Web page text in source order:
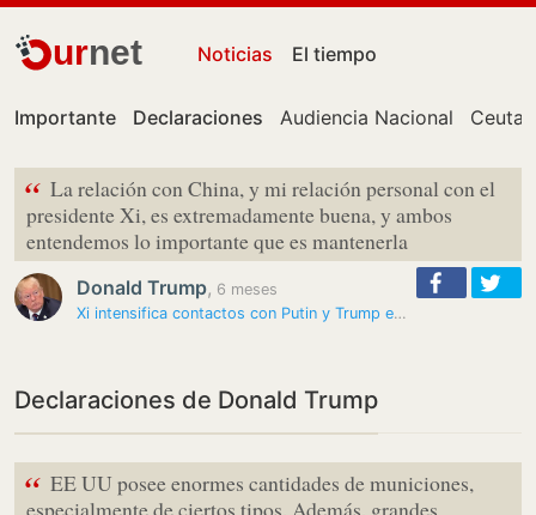
urnet Noticias El tiempo
Importante Declaraciones Audiencia Nacional Ceuta
“ La relación con China, y mi relación personal con el
presidente Xi, es extremadamente buena, y ambos
entendemos lo importante que es mantenerla
Donald Trump, 6 meses
Xi intensifica contactos con Putin y Trump en plena tensión global
Declaraciones de Donald Trump
“ EE UU posee enormes cantidades de municiones,
especialmente de ciertos tipos. Además, grandes